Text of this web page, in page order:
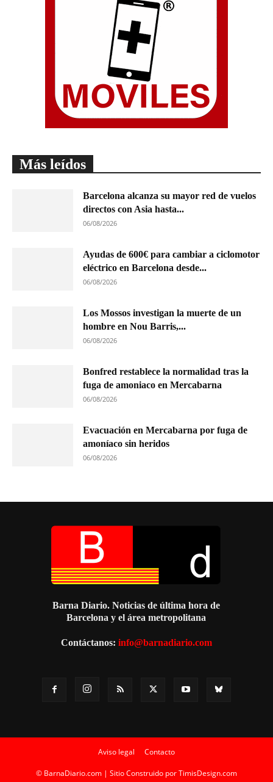
Más leídos
Barcelona alcanza su mayor red de vuelos
directos con Asia hasta...
06/08/2026
Ayudas de 600€ para cambiar a ciclomotor
eléctrico en Barcelona desde...
06/08/2026
Los Mossos investigan la muerte de un
hombre en Nou Barris,...
06/08/2026
Bonfred restablece la normalidad tras la
fuga de amoniaco en Mercabarna
06/08/2026
Evacuación en Mercabarna por fuga de
amoníaco sin heridos
06/08/2026
Barna Diario. Noticias de última hora de
Barcelona y el área metropolitana
Contáctanos: info@barnadiario.com
Aviso legal Contacto
© BarnaDiario.com | Sitio Construido porTimisDesign.com